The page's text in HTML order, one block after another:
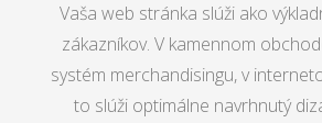
Vaša web stránka slúži ako
zákazníkov. V kamennom
systém merchandisingu, v
to slúži optimálne navrhnutý